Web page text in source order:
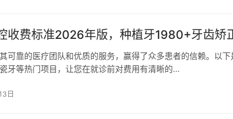
收费标准2026年版，种植牙1980+牙齿
可靠的医疗团队和优质的服务，赢得了众多患者的信赖。以
牙等热门项目，让您在就诊前对费用有清晰的…
日